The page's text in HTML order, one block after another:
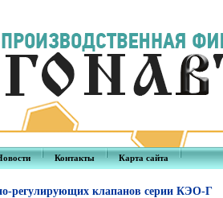
Контакты Карта сайта
регулирующих клапанов серии КЭО-Г